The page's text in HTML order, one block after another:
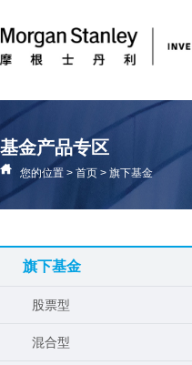
基金产品专区
您的位置 > 首页 > 旗下基金
旗下基金
股票型
混合型